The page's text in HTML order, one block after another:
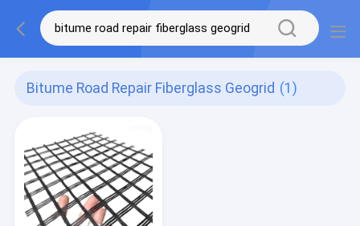
Bitume Road Repair Fiberglass Geogrid (1)